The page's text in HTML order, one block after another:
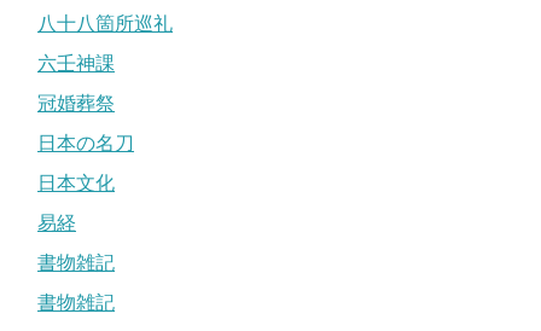
八十八箇所巡礼
六壬神課
冠婚葬祭
日本の名刀
日本文化
易経
書物雑記
書物雑記